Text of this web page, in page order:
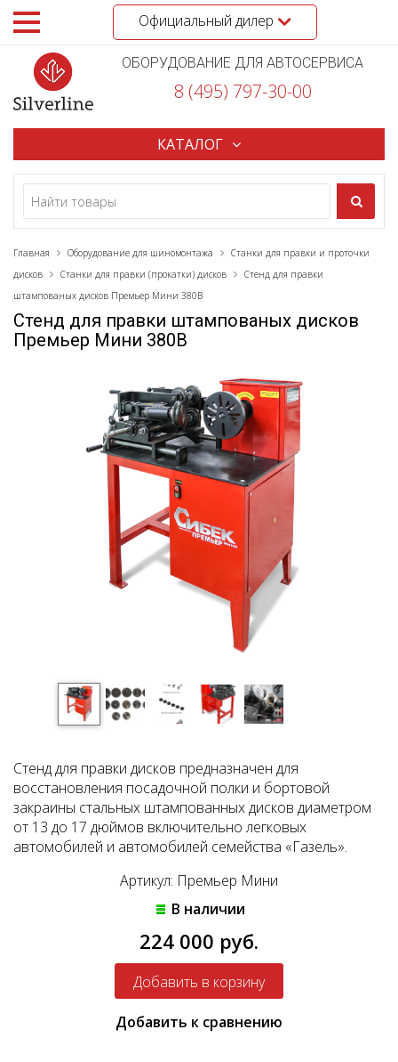
Официальный дилер
ОБОРУДОВАНИЕ ДЛЯ АВТОСЕРВИСА
8 (495) 797-30-00
КАТАЛОГ
Главная Оборудование для шиномонтажа
Станки для правки и проточки
дисков
Станки для правки (прокатки) дисков
Стенд для правки
штампованых дисков Премьер Мини 380В
Стенд для правки штампованых дисков
Премьер Мини 380В
Стенд для правки дисков предназначен для
восстановления посадочной полки и бортовой
закраины стальных штампованных дисков диаметром
от 13 до 17 дюймов включительно легковых
автомобилей и автомобилей семейства «Газель».
Артикул: Премьер Мини
В наличии
224 000 руб.
Добавить к сравнению